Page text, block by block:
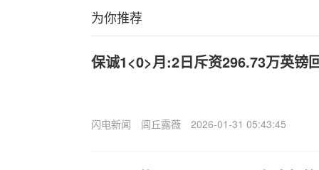
为你推荐
保诚1<0>月:2日斥资296.73万英镑
闪电新闻 闾丘露薇 2026-01-31 05:43:45